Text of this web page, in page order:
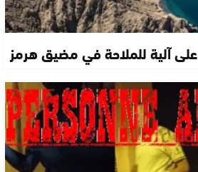
على آلية للملاحة في مضيق هرمز